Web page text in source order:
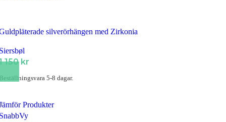
silverörhängen med Zirkonia
150 kr
5-8 dagar.
Produkter